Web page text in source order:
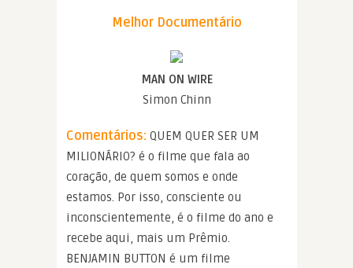
Melhor Documentário
MAN ON WIRE
Simon Chinn
Comentários: QUEM QUER SER UM
MILIONÁRIO? é o filme que fala ao
coração, de quem somos e onde
estamos. Por isso, consciente ou
inconscientemente, é o filme do ano e
recebe aqui, mais um Prêmio.
BENJAMIN BUTTON é um filme